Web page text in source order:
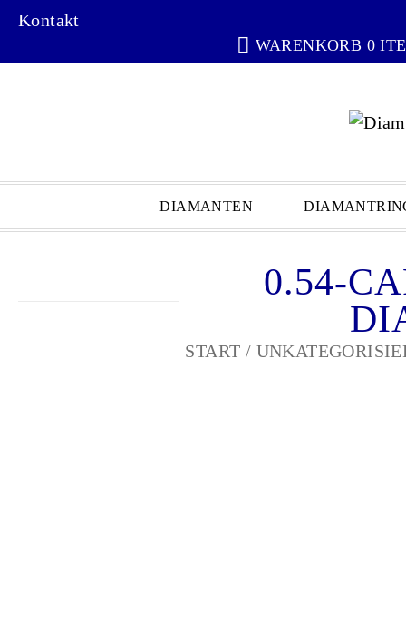
Kontakt
WARENKORB 0
DIAMANTEN
0.54-
START /